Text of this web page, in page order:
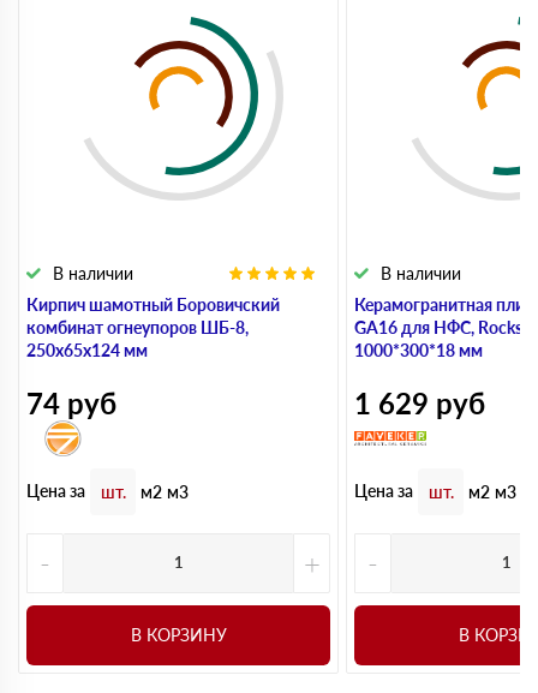
Кирпич шамотный Боровичский
комбинат огнеупоров ШБ-8,
250х65х124 мм
В наличии
74 руб
Цена за шт. м2 м3
- +
В КОРЗИНУ
Керамогранитная
GA16 для НФС, Rocks
1000*300*18 мм
В наличии
1 629 руб
Цена за шт. м2 м3
-
В